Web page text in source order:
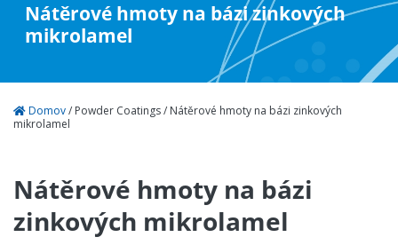
Nátěrové hmoty na bázi zinkových
mikrolamel
Domov/ Powder Coatings/ Nátěrové hmoty na bázi zinkových
mikrolamel
Nátěrové hmoty na bázi
zinkových mikrolamel
Naše společnost
Průmyslové nátěry
Prodejna